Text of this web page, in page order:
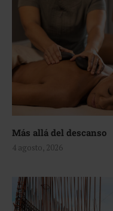
Más allá del descanso
4 agosto, 2026